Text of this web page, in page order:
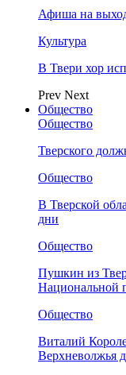
Афиша на
Культура
В Твери хор
Prev Next
Общество
Общество
Тверского
Общество
В Тверской
дни
Общество
Пушкин из
Национальной
Общество
Виталий
Верхневолжья